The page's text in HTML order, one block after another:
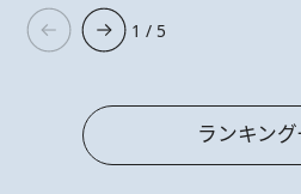
1 / 5
ランキン